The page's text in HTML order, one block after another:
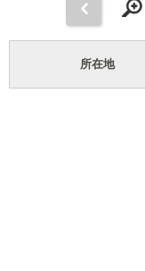
所在地